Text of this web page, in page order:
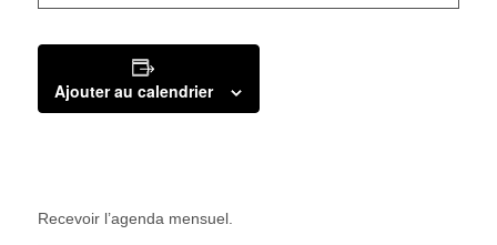
Ajouter au calendrier
Recevoir l’agenda mensuel.